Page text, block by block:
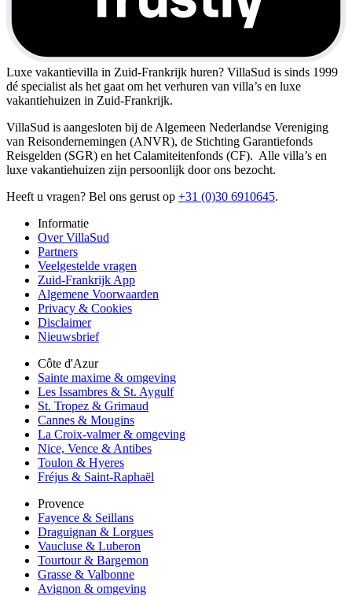
Luxe vakantievilla in Zuid-Frankrijk huren? VillaSud is sinds 1999
dé specialist als het gaat om het verhuren van villa’s en luxe
vakantiehuizen in Zuid-Frankrijk.
VillaSud is aangesloten bij de Algemeen Nederlandse Vereniging
van Reisondernemingen (ANVR), de Stichting Garantiefonds
Reisgelden (SGR) en het Calamiteitenfonds (CF). Alle villa’s en
luxe vakantiehuizen zijn persoonlijk door ons bezocht.
Heeft u vragen? Bel ons gerust op +31 (0)30 6910645.
Informatie
Over VillaSud
Partners
Veelgestelde vragen
Zuid-Frankrijk App
Algemene Voorwaarden
Privacy & Cookies
Disclaimer
Nieuwsbrief
Côte d'Azur
Sainte maxime & omgeving
Les Issambres & St. Aygulf
St. Tropez & Grimaud
Cannes & Mougins
La Croix-valmer & omgeving
Nice, Vence & Antibes
Toulon & Hyeres
Fréjus & Saint-Raphaël
Provence
Fayence & Seillans
Draguignan & Lorgues
Vaucluse & Luberon
Tourtour & Bargemon
Grasse & Valbonne
Avignon & omgeving